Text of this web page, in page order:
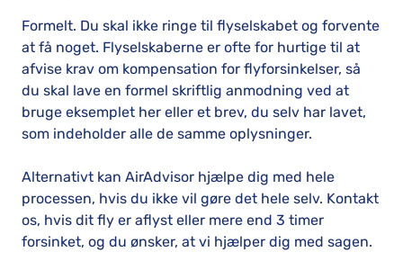
Formelt. Du skal ikke ringe til flyselskabet og forvente
at få noget. Flyselskaberne er ofte for hurtige til at
afvise krav om kompensation for flyforsinkelser, så
du skal lave en formel skriftlig anmodning ved at
bruge eksemplet her eller et brev, du selv har lavet,
som indeholder alle de samme oplysninger.
Alternativt kan AirAdvisor hjælpe dig med hele
processen, hvis du ikke vil gøre det hele selv. Kontakt
os, hvis dit fly er aflyst eller mere end 3 timer
forsinket, og du ønsker, at vi hjælper dig med sagen.